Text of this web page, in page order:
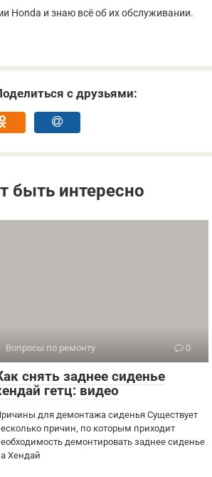
Honda и знаю всё об их обслуживании.
с друзьями:
быть интересно
Вопросы по ремонту 0
снять заднее сиденье
гетц: видео
для демонтажа сиденья Существует
причин, по которым приходит
демонтировать заднее сиденье
Хендай